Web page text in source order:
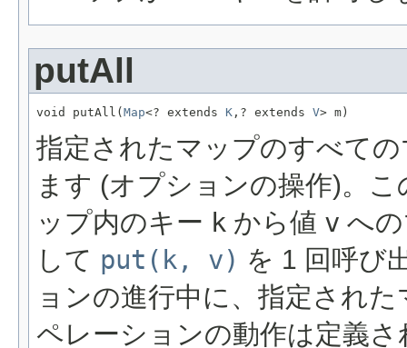
putAll
void putAll(Map<? extends K ,? extends V> m)
指定されたマップのすべて
ます (オプションの操作)。
ップ内のキー k から値 v へ
して put(k, v) を 1 回呼び
ョンの進行中に、指定され
ペレーションの動作は定義